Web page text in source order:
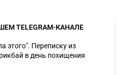
TELEGRAM-КАНАЛЕ
этого". Переписку из
в день похищения